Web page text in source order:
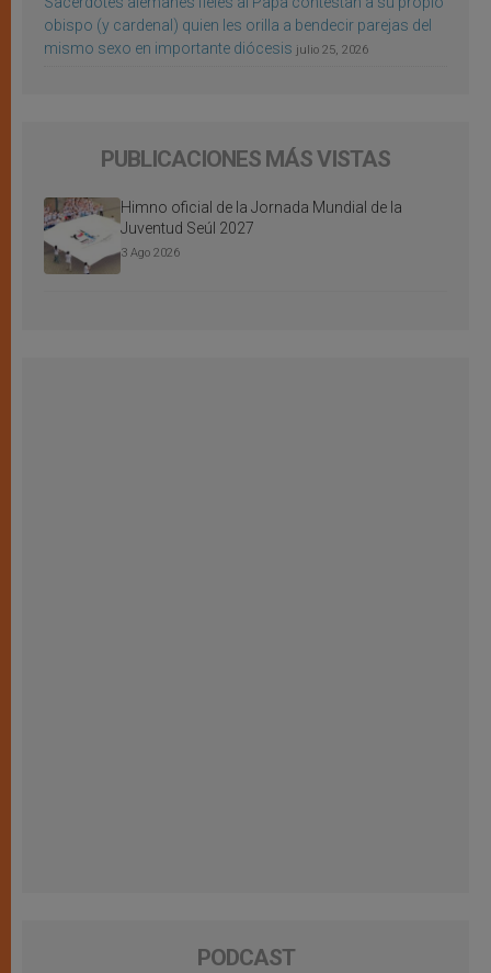
obispo (y cardenal) quien les orilla a bendecir parejas del
mismo sexo en importante diócesis julio 25, 2026
PUBLICACIONES MÁS VISTAS
Himno oficial de la Jornada Mundial de la
Juventud Seúl 2027
3 Ago 2026
PODCAST